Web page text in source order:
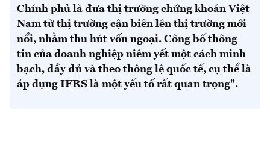
Chính phủ là đưa thị trường chứng khoán Việt
Nam từ thị trường cận biên lên thị trường mới
nổi, nhằm thu hút vốn ngoại. Công bố thông
tin của doanh nghiệp niêm yết một cách minh
bạch, đầy đủ và theo thông lệ quốc tế, cụ thể là
áp dụng IFRS là một yếu tố rất quan trọng".